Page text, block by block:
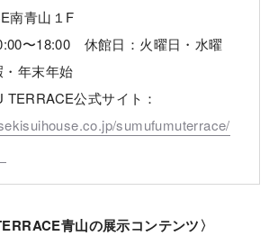
南青山１F
〜18:00 休館日：火曜日・水曜
年末年始
公式サイト：
sumufumuterrace/
青山の展示コンテンツ〉